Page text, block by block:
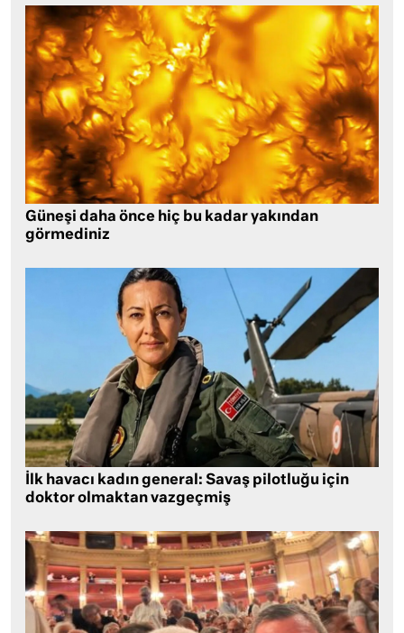
Güneşi daha önce hiç bu kadar yakından
görmediniz
İlk havacı kadın general: Savaş pilotluğu için
doktor olmaktan vazgeçmiş